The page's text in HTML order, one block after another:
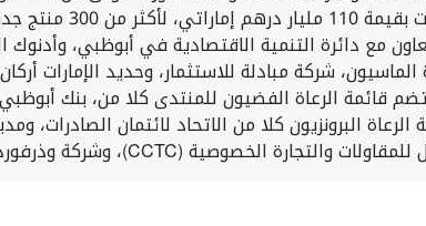
من قادة القطاع
مع دائرة التنمية الاقتصادية في أبوظبي،
شركة مبادلة للاستثمار، وحديد الإمارات
قائمة الرعاة الفضيون للمنتدى كلا من، بنك
البرونزيون كلا من الاتحاد لائتمان الصادرات،